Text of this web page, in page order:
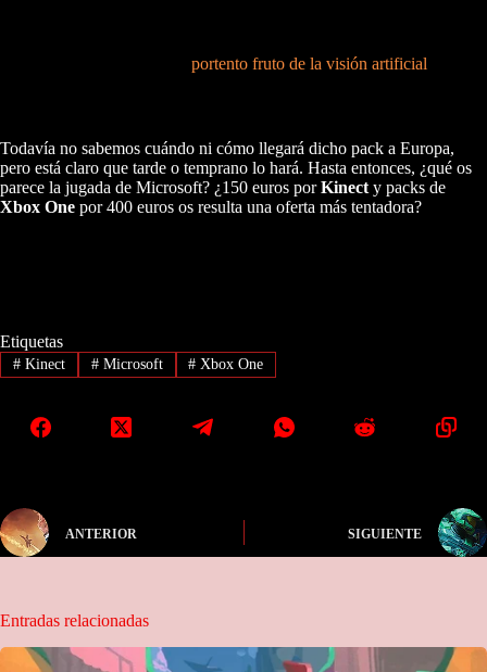
portento fruto de la visión artificial
Todavía no sabemos cuándo ni cómo llegará dicho pack a Europa,
pero está claro que tarde o temprano lo hará. Hasta entonces, ¿qué os
parece la jugada de Microsoft? ¿150 euros porKinect y packs de
Xbox One por 400 euros os resulta una oferta más tentadora?
Etiquetas
#Kinect #Microsoft # Xbox One
ANTERIOR SIGUIENTE
Entradas relacionadas